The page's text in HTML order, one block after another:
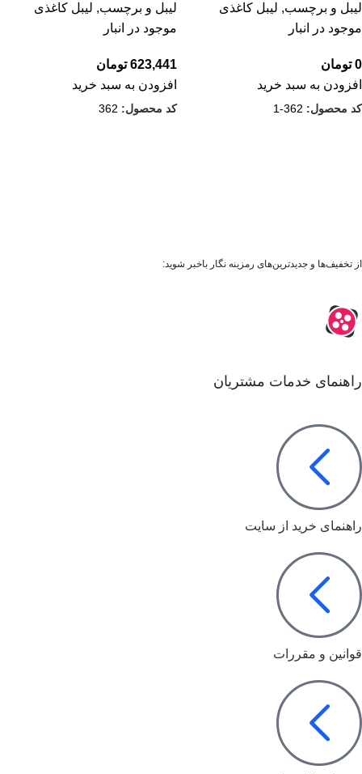
لیبل و برچسب, لیبل کاغذی
موجود در انبار
0 تومان
افزودن به سبد خرید
کد محصول: 362-1
لیبل و برچسب, لیبل کاغذی
موجود در انبار
623,441 تومان
افزودن به سبد خرید
کد محصول: 362
از تخفیف‌ها و جدیدترین‌های رمزینه نگار باخبر شوید:
راهنمای خدمات مشتریان
راهنمای خرید از سایت
قوانین و مقررات